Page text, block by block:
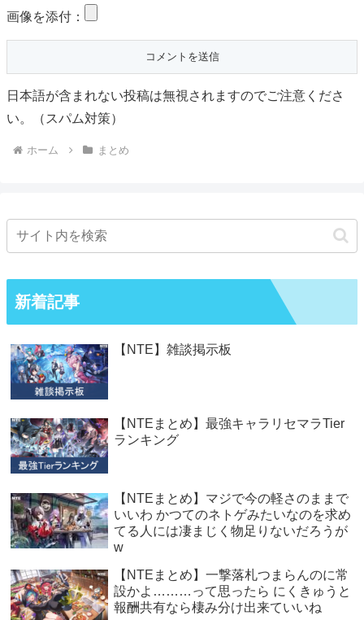
画像を添付：
日本語が含まれない投稿は無視されますのでご注意くださ
い。（スパム対策）
ホーム まとめ
新着記事
【NTE】雑談掲示板
【NTEまとめ】最強キャラリセマラTier
ランキング
【NTEまとめ】マジで今の軽さのままで
いいわ かつてのネトゲみたいなのを求め
てる人には凄まじく物足りないだろうが
w
【NTEまとめ】一撃落札つまらんのに常
設かよ………って思ったら にくきゅうと
報酬共有なら棲み分け出来ていいね